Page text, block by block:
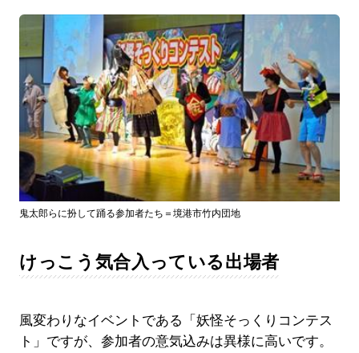
鬼太郎らに扮して踊る参加者たち＝境港市竹内団地
けっこう気合入っている出場者
風変わりなイベントである「妖怪そっくりコンテス
ト」ですが、参加者の意気込みは異様に高いです。